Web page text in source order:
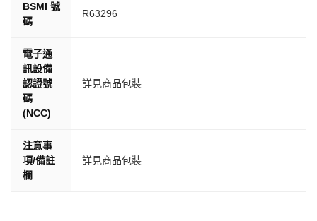
BSMI 號
碼
R63296
電子通
訊設備
認證號
碼
(NCC)
詳見商品包裝
注意事
項/備註
欄
詳見商品包裝